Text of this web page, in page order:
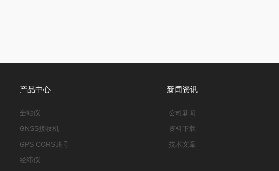
产品中心
全站仪
GNSS接收机
GPS CORS账号
经纬仪
新闻资讯
公司新闻
资料下载
技术文章